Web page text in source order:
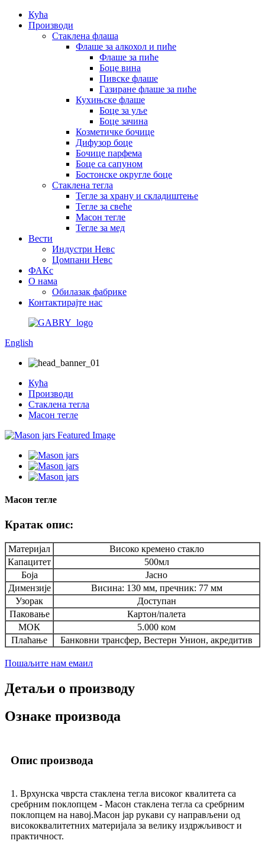
Кућа
Производи
Стаклена флаша
Флаше за алкохол и пиће
Флаше за пиће
Боце вина
Пивске флаше
Газиране флаше за пиће
Кухињске флаше
Боце за уље
Боце зачина
Козметичке бочице
Дифузор боце
Бочице парфема
Боце са сапуном
Бостонске округле боце
Стаклена тегла
Тегле за храну и складиштење
Тегле за свеће
Масон тегле
Тегле за мед
Вести
Индустри Невс
Цомпани Невс
ФАКс
О нама
Обилазак фабрике
Контактирајте нас
English
Кућа
Производи
Стаклена тегла
Масон тегле
Масон тегле
Кратак опис:
Материјал
Високо кремено стакло
Капацитет
500мл
Боја
Јасно
Димензије
Висина: 130 мм, пречник: 77 мм
Узорак
Доступан
Паковање
Картон/палета
МОК
5.000 ком
Плаћање
Банковни трансфер, Вестерн Унион, акредитив
Пошаљите нам емаил
Детаљи о производу
Ознаке производа
Опис производа
1. Врхунска чврста стаклена тегла високог квалитета са
сребрним поклопцем - Масон стаклена тегла са сребрним
поклопцем на навој.Масон јар рукави су направљени од
висококвалитетних материјала за велику издржљивост и
практичност.